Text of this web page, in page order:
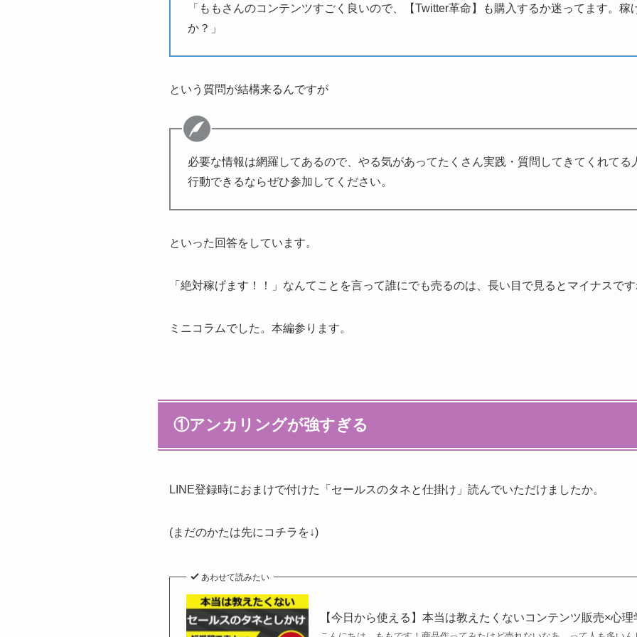
「ももさんのコンテンツすごく良いので、【Twitter革命】も購入するか迷ってます。稼
か？」
という質問が結構来るんですが
必要な情報は網羅してあるので、やる気があってたくさん実践・質問してきてくれてる
行動できるならぜひ参加してください。
といった回答をしています。
「絶対稼げます！！」なんてことを言って誰にでも売るのは、長い目で見るとマイナスです
ミニコラムでした。本編参ります。
①アンカリングが強すぎる
LINE登録時におまけで付けた「セールスのタネと仕掛け」読んでいただけましたか。
(まだのかたは先にコチラを↓)
あわせて読みたい
【今日から使える】本当は教えたくないコンテンツ販売×心理